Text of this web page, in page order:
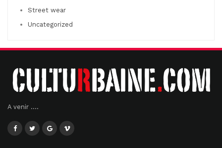
Street wear
Uncategorized
A venir ....